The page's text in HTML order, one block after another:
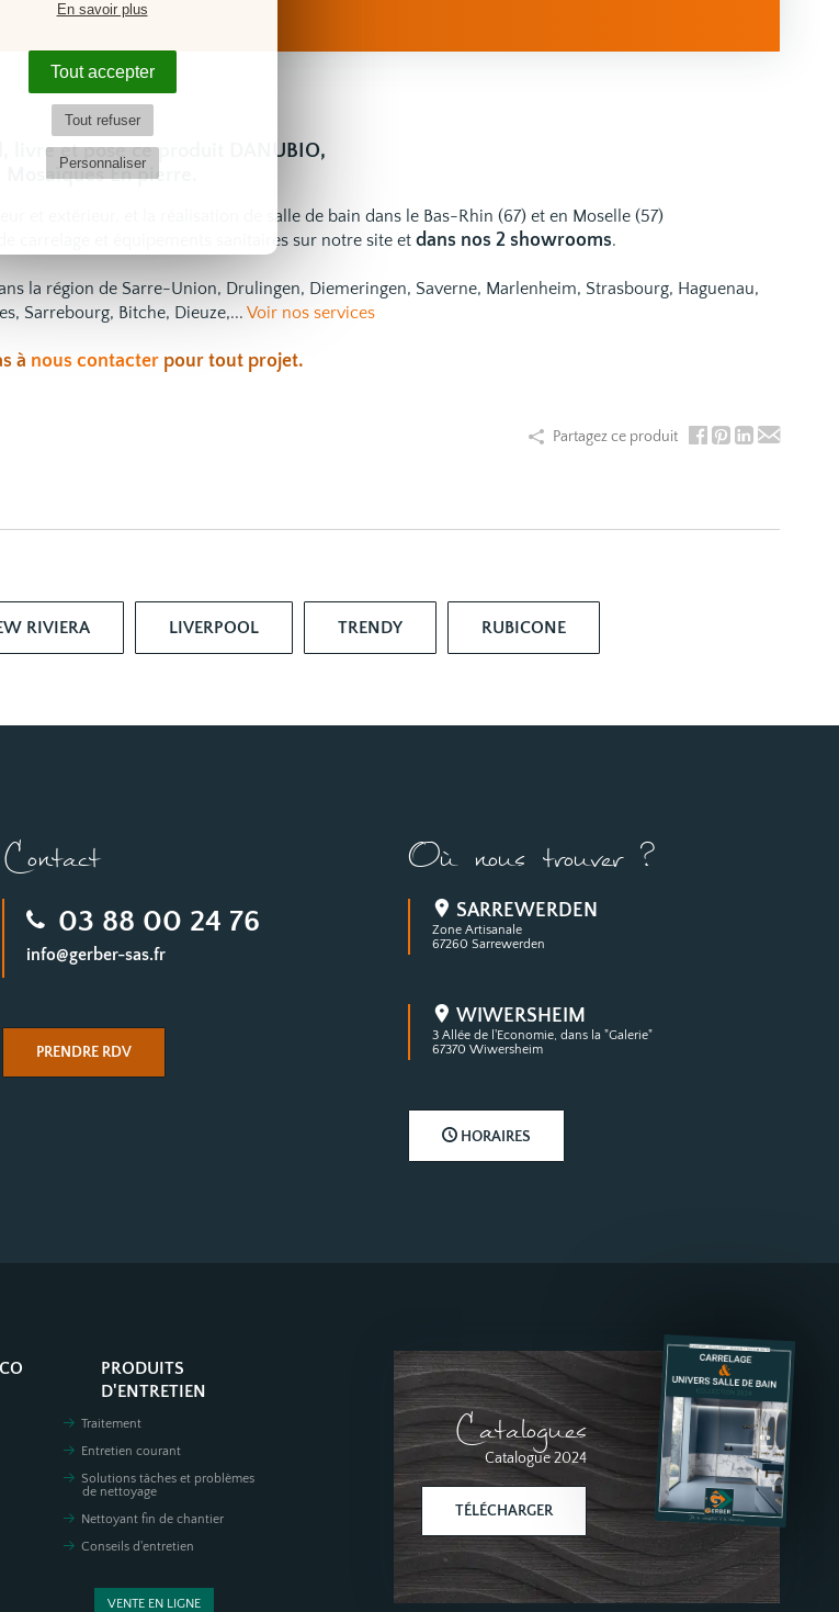
En savoir plus
Tout accepter
Tout refuser
Personnaliser
livre et pose ce produit DANUBIO,
Mosaïques En pierre.
et extérieur, et la réalisation de salle de bain dans le Bas-Rhin (67) et en Moselle (57)
équipements sanitaires sur notre site et dans nos 2 showrooms.
la région de Sarre-Union, Drulingen, Diemeringen, Saverne, Marlenheim, Strasbourg, Haguenau,
Sarrebourg, Bitche, Dieuze,... Voir nos services
à nous contacter pour tout projet.
Partagez ce produit
RIVIERA LIVERPOOL TRENDY RUBICONE
Contact
03 88 00 24 76
info@gerber-sas.fr
PRENDRE RDV
Où nous trouver ?
SARREWERDEN
Zone Artisanale
67260 Sarrewerden
WIWERSHEIM
3 Allée de l'Economie, dans la "Galerie"
67370 Wiwersheim
HORAIRES
PRODUITS
D'ENTRETIEN
Traitement
Entretien courant
Solutions tâches et problèmes
de nettoyage
Nettoyant fin de chantier
Conseils d'entretien
VENTE EN LIGNE
Catalogues
Catalogue 2024
TÉLÉCHARGER